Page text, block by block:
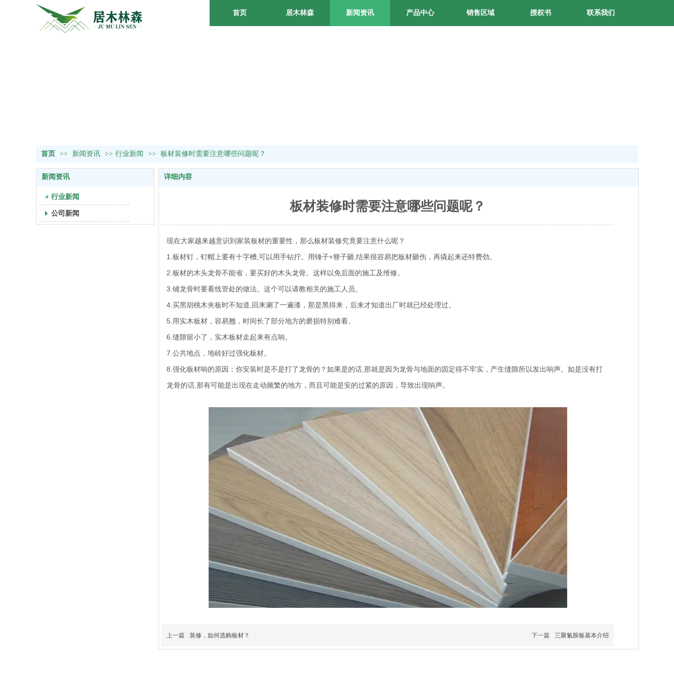
首页 居木林森 新闻资讯 产品中心 销售区域 授权书 联系我们
首页 >> 新闻资讯 >> 行业新闻 >> 板材装修时需要注意哪些问题呢？
新闻资讯
行业新闻
公司新闻
详细内容
板材装修时需要注意哪些问题呢？
现在大家越来越意识到家装板材的重要性，那么板材装修究竟要注意什么呢？
1.板材钉，钉帽上要有十字槽,可以用手钻拧。用锤子+簪子砸,结果很容易把板材砸伤，再撬起来还特费劲。
2.板材的木头龙骨不能省，要买好的木头龙骨。这样以免后面的施工及维修。
3.铺龙骨时要看线管处的做法。这个可以请教相关的施工人员。
4.买黑胡桃木夹板时不知道,回来涮了一遍漆，那是黑得来，后来才知道出厂时就已经处理过。
5.用实木板材，容易翘，时间长了部分地方的磨损特别难看。
6.缝隙留小了，实木板材走起来有点响。
7.公共地点，地砖好过强化板材。
8.强化板材响的原因：你安装时是不是打了龙骨的？如果是的话,那就是因为龙骨与地面的固定得不牢实，产生缝隙所以发出响声。如是没有打
龙骨的话,那有可能是出现在走动频繁的地方，而且可能是安的过紧的原因，导致出现响声。
上一篇 装修，如何选购板材？ 下一篇 三聚氰胺板基本介绍